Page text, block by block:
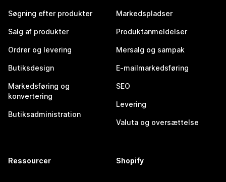
Søgning efter produkter
Salg af produkter
Ordrer og levering
Butiksdesign
Markedsføring og
konvertering
Butiksadministration
Markedspladser
Produktanmeldelser
Mersalg og sampak
E-mailmarkedsføring
SEO
Levering
Valuta og oversættelse
Ressourcer Shopify